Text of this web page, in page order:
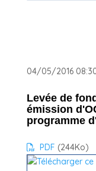
04/05/2016
Levée de
émission
programme
PDF (244Ko)